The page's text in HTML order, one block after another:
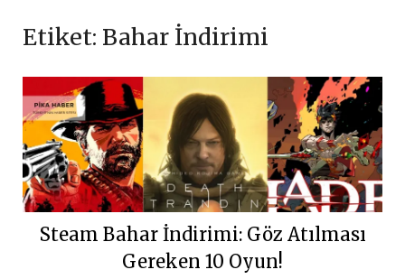
Etiket: Bahar İndirimi
Steam Bahar İndirimi: Göz Atılması
Gereken 10 Oyun!